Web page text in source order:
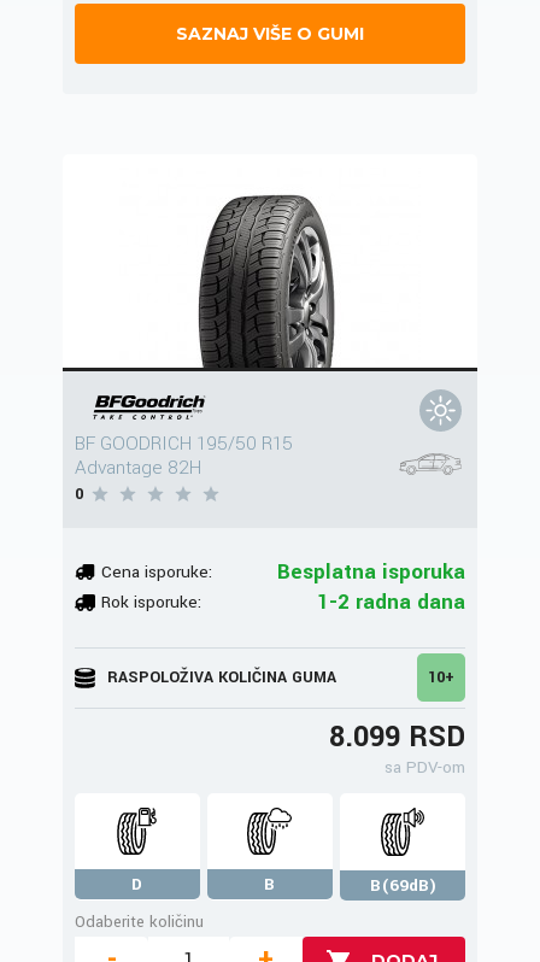
SAZNAJ VIŠE O GUMI
BF GOODRICH 195/50 R15
Advantage 82H
0
Cena isporuke: Besplatna isporuka
Rok isporuke: 1-2 radna dana
RASPOLOŽIVA KOLIČINA GUMA 10+
8.099 RSD
sa PDV-om
D B
B(69dB)
Odaberite količinu